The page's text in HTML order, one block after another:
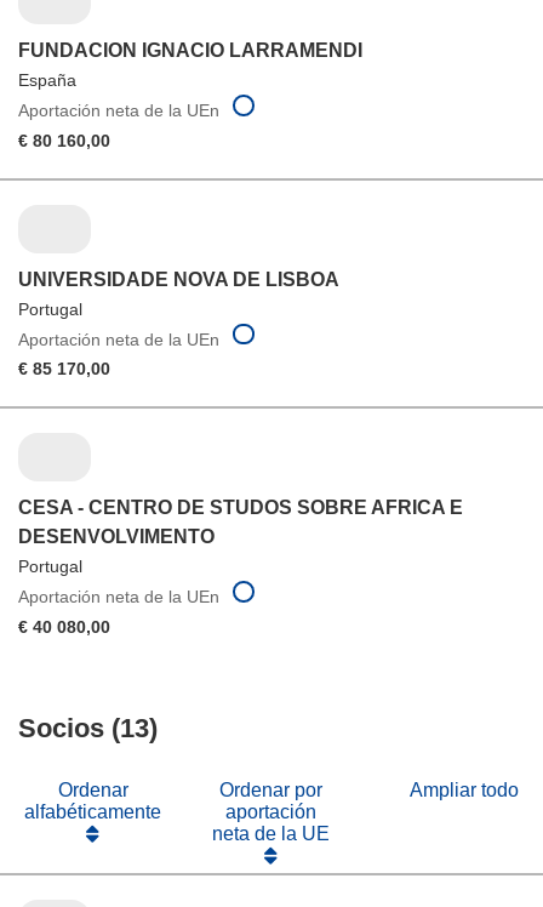
FUNDACION IGNACIO LARRAMENDI
España
Aportación neta de la UEn
€ 80 160,00
UNIVERSIDADE NOVA DE LISBOA
Portugal
Aportación neta de la UEn
€ 85 170,00
CESA - CENTRO DE STUDOS SOBRE AFRICA E
DESENVOLVIMENTO
Portugal
Aportación neta de la UEn
€ 40 080,00
Socios (13)
Ordenar
alfabéticamente
Ordenar por
aportación
neta de la UE
Ampliar todo